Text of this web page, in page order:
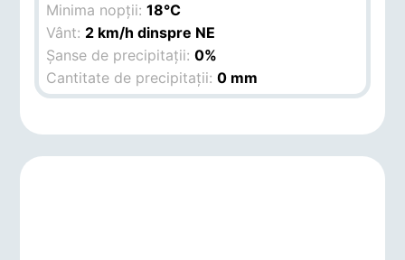
Minima nopții:18°C
Vânt: 2 km/h dinspre NE
Șanse de precipitații:0%
Cantitate de precipitații:0 mm